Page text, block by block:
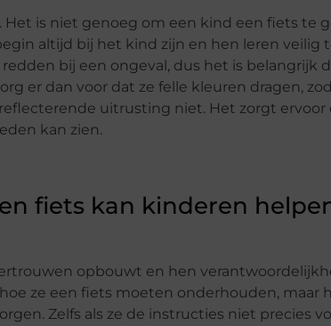
is niet genoeg om een ​​kind een fiets te
altijd bij het kind zijn en hen leren veilig
bij een ongeval, dus het is belangrijk
er dan voor dat ze felle kleuren dragen,
uitrusting niet. Het zorgt ervoor
kan zien.
fiets kan kinderen
opbouwt en hen
ze een fiets moeten onderhouden, maar
Zelfs als ze de instructies niet precies